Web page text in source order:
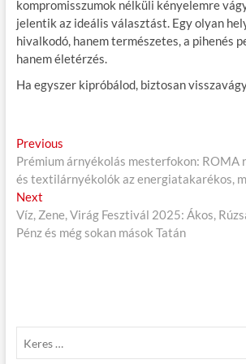
kompromisszumok nélküli kényelemre
jelentik az ideális választást. Egy olyan
hivalkodó, hanem természetes, a pihenés
hanem életérzés.
Ha egyszer kipróbálod, biztosan
B
e
j
e
é
s
Previous
r
e
i
o
:
Prémium árnyékolás mesterfokon: ROMA
és textilárnyékolók az energiatakarékos,
Next
e
x
:
Víz, Zene, Virág Fesztivál 2025: Ákos,
Pénz és még sokan mások Tatán